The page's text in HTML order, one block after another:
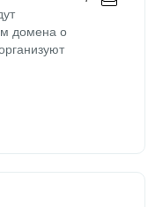
домена о